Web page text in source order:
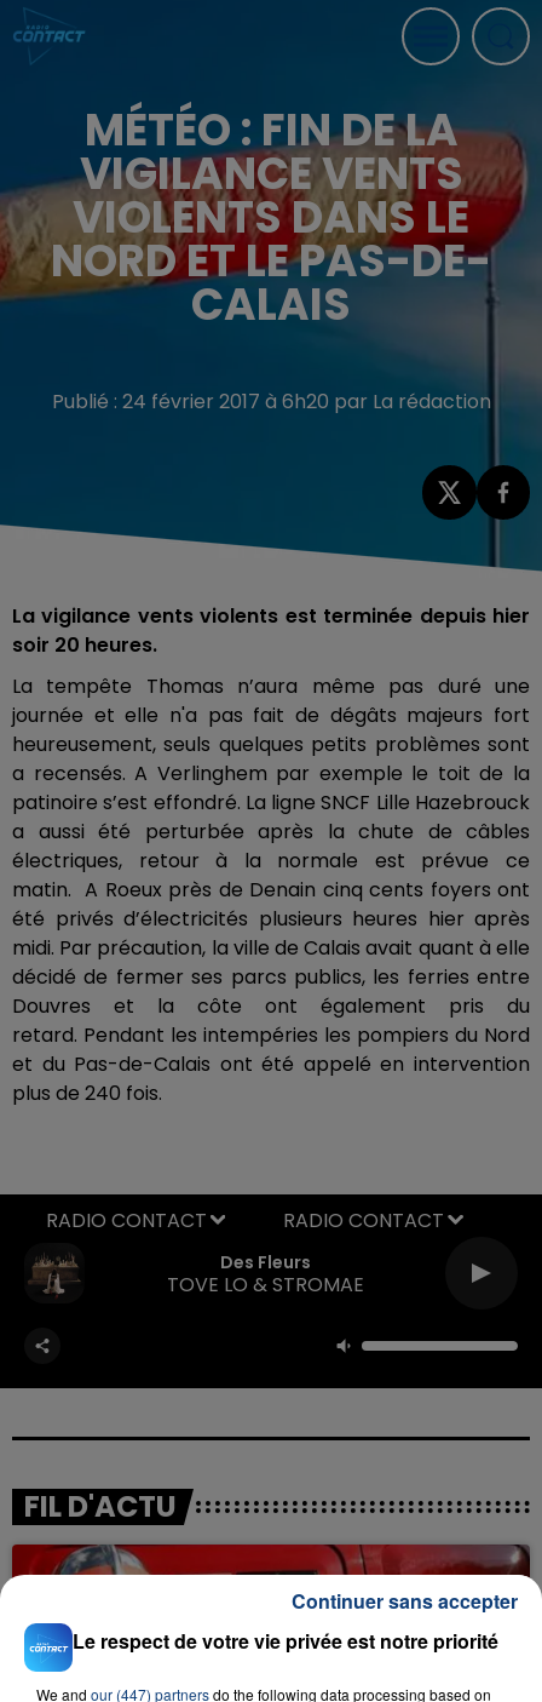
MÉTÉO : FIN DE LA
VIGILANCE VENTS
VIOLENTS DANS LE
NORD ET LE PAS-DE-
CALAIS
Publié : 24 février 2017 à 6h20 par La rédaction
La vigilance vents violents est terminée depuis hier
soir 20 heures.
La tempête Thomas n’aura même pas duré une
journée et elle n'a pas fait de dégâts majeurs fort
heureusement, seuls quelques petits problèmes sont
a recensés. A Verlinghem par exemple le toit de la
patinoire s’est effondré. La ligne SNCF Lille Hazebrouck
a aussi été perturbée après la chute de câbles
électriques, retour à la normale est prévue ce
matin. A Roeux près de Denain cinq cents foyers ont
été privés d’électricités plusieurs heures hier après
midi. Par précaution, la ville de Calais avait quant à elle
décidé de fermer ses parcs publics, les ferries entre
Douvres et la côte ont également pris du
retard. Pendant les intempéries les pompiers du Nord
et du Pas-de-Calais ont été appelé en intervention
plus de 240 fois.
Des Fleurs
TOVE LO & STROMAE
RADIO CONTACT
FIL D'ACTU
Le respect de votre vie privée est notre priorité
We and our (447) partnersdo the following data processing based on
Continuer sans accepter